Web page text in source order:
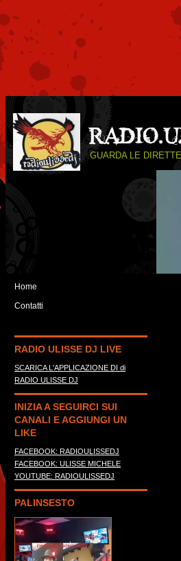
GUARDA LE
Home
Contatti
RADIO ULISSE DJ LIVE
SCARICA L'APPLICAZIONE DI di
RADIO ULISSE DJ
INIZIA A SEGUIRCI SUI
CANALI E AGGIUNGI UN
LIKE
FACEBOOK: RADIOULISSEDJ
FACEBOOK: ULISSE MICHELE
YOUTUBE: RADIOULISSEDJ
PALINSESTO